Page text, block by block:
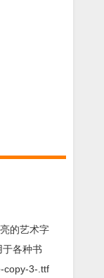
的艺术字
各种书
copy-3-.ttf